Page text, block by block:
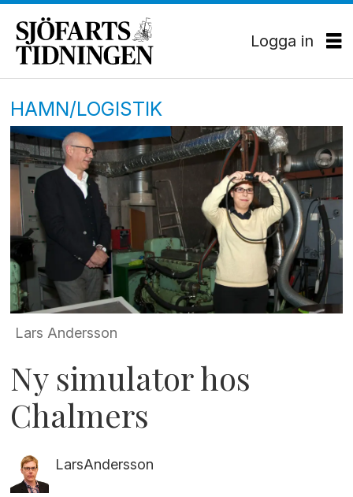
Logga in
HAMN/LOGISTIK
Lars Andersson
Ny simulator hos
Chalmers
LarsAndersson